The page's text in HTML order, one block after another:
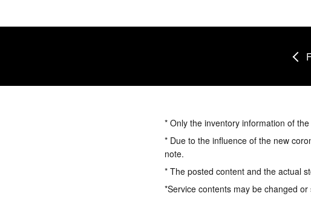
* Only the inventory information of
* Due to the influence of the new
note.
* The posted content and the actual
*Service contents may be changed